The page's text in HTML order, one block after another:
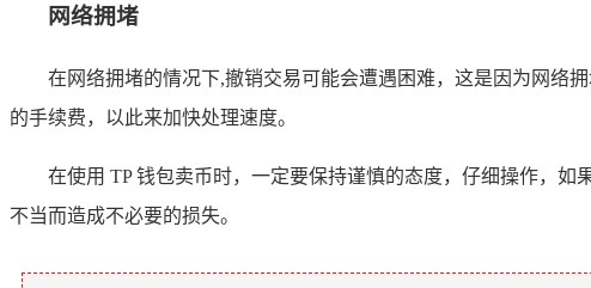
网络拥堵
在网络拥堵的情况下,撤销交易可能会遭遇困难，这是因为网络
的手续费，以此来加快处理速度。
在使用 TP 钱包卖币时，一定要保持谨慎的态度，仔细操作，
不当而造成不必要的损失。